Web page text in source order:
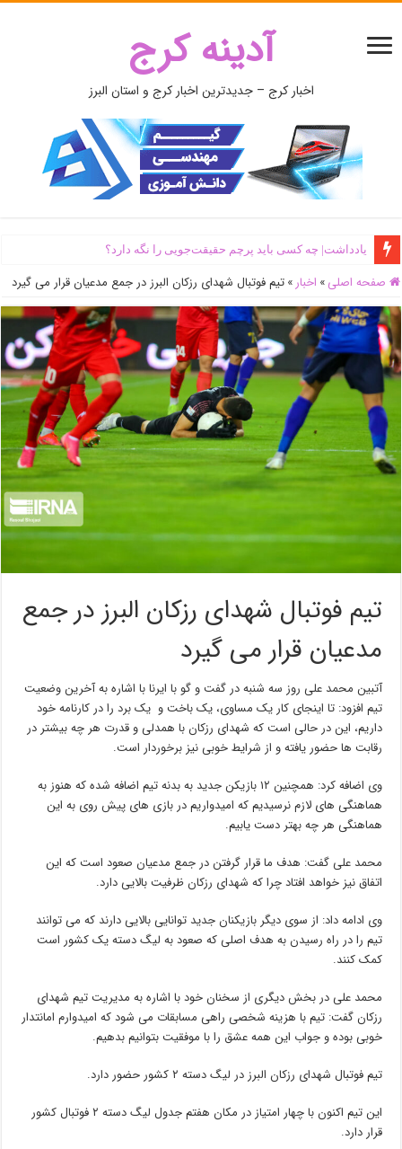
آدینه کرج
اخبار کرج – جدیدترین اخبار کرج و استان البرز
یادداشت| ‌چه کسی باید پرچم حقیقت‌جویی را نگه دارد؟
صفحه اصلی » اخبار » تیم فوتبال شهدای رزکان البرز در جمع مدعیان قرار می گیرد
تیم فوتبال شهدای رزکان البرز در جمع
مدعیان قرار می گیرد
آتبین محمد علی روز سه شنبه در گفت و گو با ایرنا با اشاره به آخرین وضعیت
تیم افزود: تا اینجای کار یک مساوی، یک باخت و یک برد را در کارنامه خود
داریم، این در حالی است که شهدای رزکان با همدلی و قدرت هر چه بیشتر در
رقابت ها حضور یافته و از شرایط خوبی نیز برخوردار است.
وی اضافه کرد: همچنین ۱۲ بازیکن جدید به بدنه تیم اضافه شده که هنوز به
هماهنگی های لازم نرسیدیم که امیدواریم در بازی های پیش روی به این
هماهنگی هر چه بهتر دست یابیم.
محمد علی گفت: هدف ما قرار گرفتن در جمع مدعیان صعود است که این
اتفاق نیز خواهد افتاد چرا که شهدای رزکان ظرفیت بالایی دارد.
وی ادامه داد: از سوی دیگر بازیکنان جدید توانایی بالایی دارند که می توانند
تیم را در راه رسیدن به هدف اصلی که صعود به لیگ دسته یک کشور است
کمک کنند.
محمد علی در بخش دیگری از سخنان خود با اشاره به مدیریت تیم شهدای
رزکان گفت: تیم با هزینه شخصی راهی مسابقات می شود که امیدوارم امانتدار
خوبی بوده و جواب این همه عشق را با موفقیت بتوانیم بدهیم.
تیم فوتبال شهدای رزکان البرز در لیگ دسته ۲ کشور حضور دارد.
این تیم اکنون با چهار امتیاز در مکان هفتم جدول لیگ دسته ۲ فوتبال کشور
قرار دارد.